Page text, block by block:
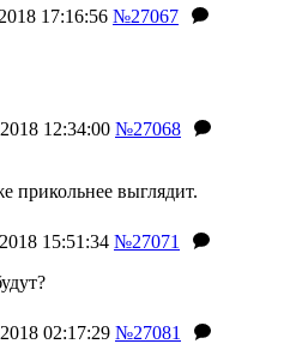
17:16:56 №27067
12:34:00 №27068
прикольнее выглядит.
15:51:34 №27071
02:17:29 №27081